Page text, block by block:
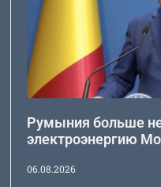
Румыния больше
электроэнергию
06.08.2026